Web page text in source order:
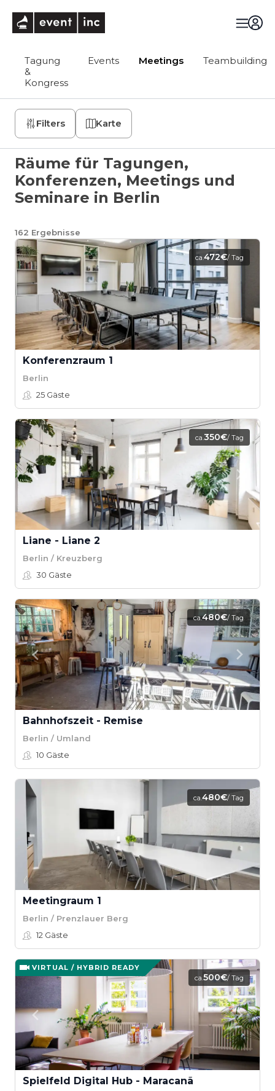
Tagung
&
Kongress
Events Meetings Teambuilding
Filters Karte
Räume für Tagungen,
Konferenzen, Meetings und
Seminare in Berlin
162 Ergebnisse
ca.472€/ Tag
Konferenzraum 1
Berlin
25 Gäste
ca.350€/ Tag
Liane - Liane 2
Berlin / Kreuzberg
30 Gäste
ca.480€/ Tag
Bahnhofszeit - Remise
Berlin / Umland
10 Gäste
ca.480€/ Tag
Meetingraum 1
Berlin / Prenzlauer Berg
12 Gäste
VIRTUAL / HYBRID READY
ca.500€/ Tag
Spielfeld Digital Hub - Maracanã